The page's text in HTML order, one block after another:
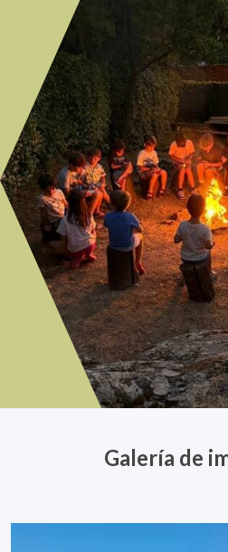
Galería de